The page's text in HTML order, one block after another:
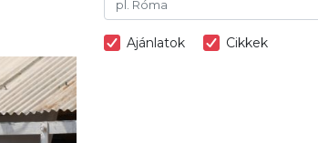
Ajánlatok Cikkek